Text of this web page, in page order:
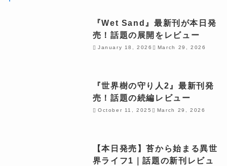
『Wet Sand』最新刊が本日発
売！話題の展開をレビュー
January 18, 2026 March 29, 2026
『世界樹の守り人2』最新刊発
売！話題の続編レビュー
October 11, 2025 March 29, 2026
【本日発売】苔から始まる異世
界ライフ1｜話題の新刊レビュ